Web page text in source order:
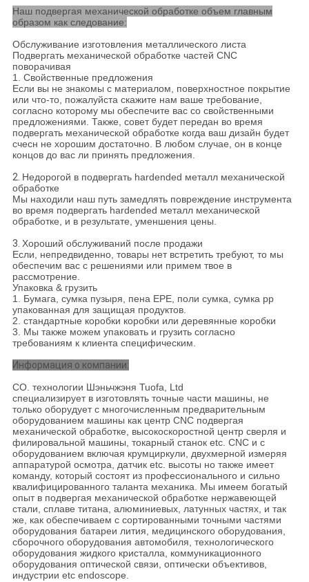
Наш подвергая механической обработке объем главным
образом как следование:
Обслуживание изготовления металлического листа
Подвергать механической обработке частей CNC
поворачивая
1. Свойственные предложения
Если вы не знакомы с материалом, поверхностное покрытие
или что-то, пожалуйста скажите нам ваше требование,
согласно которому мы обеспечите вас со свойственными
предложениями. Также, совет будет передан во время
подвергать механической обработке когда ваш дизайн будет
счесн не хорошим достаточно. В любом случае, он в конце
концов до вас ли принять предложения.
2. Недорогой в подвергать hardended металл механической
обработке
Мы находили наш путь замедлять повреждение инструмента
во время подвергать hardended металл механической
обработке, и в результате, уменшения цены.
3. Хороший обслуживаний после продажи
Если, непредвиденно, товары нет встретить требуют, то мы
обеспечим вас с решениями или примем твое в
рассмотрение.
Упаковка & грузить
1. Бумага, сумка пузыря, пена EPE, поли сумка, сумка pp
упакованная для защищая продуктов.
2. стандартные коробки коробки или деревянные коробки
3. Мы также можем упаковать и грузить согласно
требованиям к клиента специфическим.
Информация о компании:
CO. технологии Шэньчжэня Tuofa, Ltd
специализирует в изготовлять точные части машины, не
только оборудует с многочисленным предварительным
оборудованием машины как центр CNC подвергая
механической обработке, высокоскоростной центр сверля и
филировальной машины, токарный станок etc. CNC и с
оборудованием включая крумциркули, двухмерной измеряя
аппаратурой осмотра, датчик etc. высоты но также имеет
команду, который состоят из профессионального и сильно
квалифицированного таланта механика. Мы имеем богатый
опыт в подвергая механической обработке нержавеющей
стали, сплаве титана, алюминиевых, латунных частях, и так
же, как обеспечиваем с сортированными точными частями
оборудования батареи лития, медицинского оборудования,
сборочного оборудования автомобиля, технологического
оборудования жидкого кристалла, коммуникационного
оборудования оптической связи, оптически объективов,
индустрии etc endoscope.